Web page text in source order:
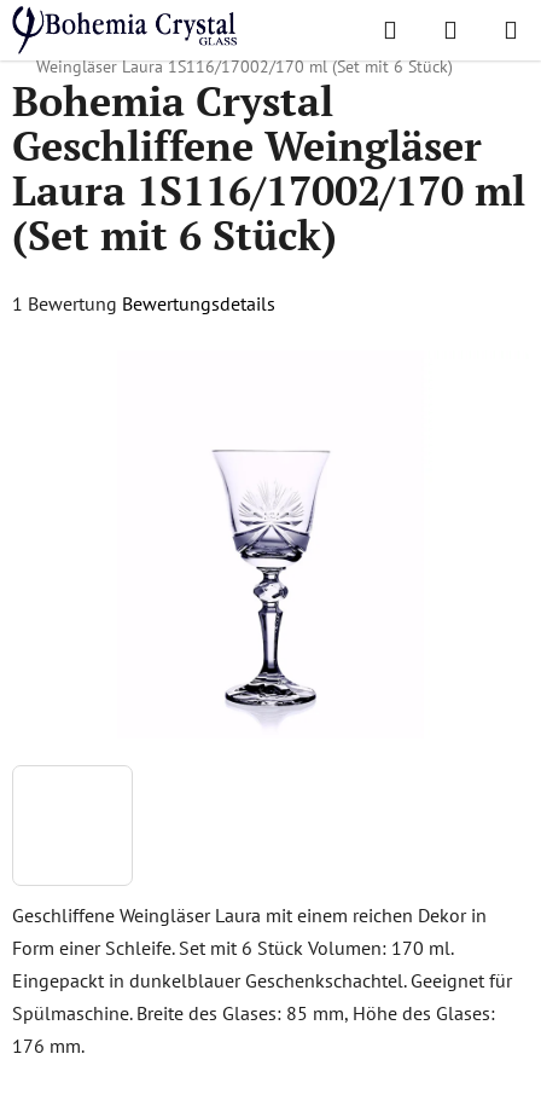
Zum
Inhalt
springen
Suchen
Startseite
/ Lieblingskollektionen /
Bohemia Crystal Geschliffene
Weingläser Laura 1S116/17002/170 ml (Set mit 6 Stück)
Geschliffene Weingläser Laura mit einem reichen Dekor in
Form einer Schleife. Set mit 6 Stück Volumen: 170 ml.
Eingepackt in dunkelblauer Geschenkschachtel. Geeignet für
Spülmaschine. Breite des Glases: 85 mm, Höhe des Glases:
176 mm.
Bohemia Crystal
Geschliffene Weingläser
Laura 1S116/17002/170 ml
(Set mit 6 Stück)
Die
1 Bewertung Bewertungsdetails